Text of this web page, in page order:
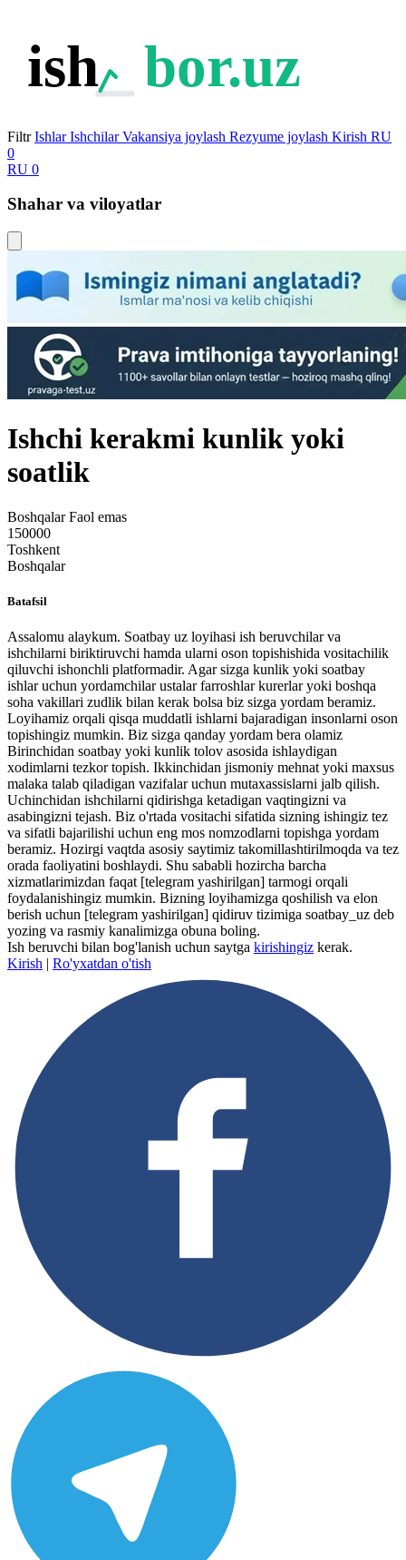
ish bor.uz
Filtr Ishlar Ishchilar Vakansiya joylash Rezyume joylash Kirish RU
0
RU 0
Shahar va viloyatlar
Ishchi kerakmi kunlik yoki
soatlik
Boshqalar Faol emas
150000
Toshkent
Boshqalar
Batafsil
Assalomu alaykum. Soatbay uz loyihasi ish beruvchilar va
ishchilarni biriktiruvchi hamda ularni oson topishishida vositachilik
qiluvchi ishonchli platformadir. Agar sizga kunlik yoki soatbay
ishlar uchun yordamchilar ustalar farroshlar kurerlar yoki boshqa
soha vakillari zudlik bilan kerak bolsa biz sizga yordam beramiz.
Loyihamiz orqali qisqa muddatli ishlarni bajaradigan insonlarni oson
topishingiz mumkin. Biz sizga qanday yordam bera olamiz
Birinchidan soatbay yoki kunlik tolov asosida ishlaydigan
xodimlarni tezkor topish. Ikkinchidan jismoniy mehnat yoki maxsus
malaka talab qiladigan vazifalar uchun mutaxassislarni jalb qilish.
Uchinchidan ishchilarni qidirishga ketadigan vaqtingizni va
asabingizni tejash. Biz o'rtada vositachi sifatida sizning ishingiz tez
va sifatli bajarilishi uchun eng mos nomzodlarni topishga yordam
beramiz. Hozirgi vaqtda asosiy saytimiz takomillashtirilmoqda va tez
orada faoliyatini boshlaydi. Shu sababli hozircha barcha
xizmatlarimizdan faqat [telegram yashirilgan] tarmogi orqali
foydalanishingiz mumkin. Bizning loyihamizga qoshilish va elon
berish uchun [telegram yashirilgan] qidiruv tizimiga soatbay_uz deb
yozing va rasmiy kanalimizga obuna boling.
Ish beruvchi bilan bog'lanish uchun saytga kirishingiz kerak.
Kirish | Ro'yxatdan o'tish